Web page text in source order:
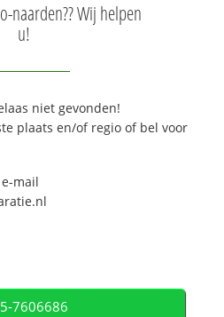
naarden?? Wij helpen
u!
niet gevonden!
plaats en/of regio of bel voor
mail
7606686